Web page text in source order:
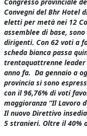
Convegni del Bhr Hotel
eletti per metà nei 12
assemblee di base,
dirigenti. Con 62 voti a
scheda bianca passa
trentaquattrenne
anno fa. Da gennaio a
provincia si sono
con il 96,76% di voti
maggioranza “Il Lavoro
Il nuovo Direttivo
5 stranieri. Oltre il 40%